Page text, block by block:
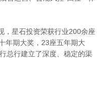
，星石投资荣获行业200余座
年期大奖，23座五年期大
总行建立了深度、稳定的渠